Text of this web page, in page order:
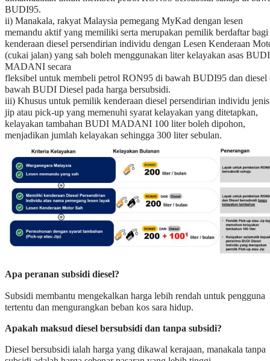
bawah BUDI Diesel pada harga bersubsidi.
iii) Khusus untuk pemilik kenderaan diesel persendirian individu jenis
jip atau pick-up yang memenuhi syarat kelayakan yang ditetapkan,
kelayakan tambahan BUDI MADANI 100 liter boleh dipohon,
menjadikan jumlah kelayakan sehingga 300 liter sebulan.
Apa peranan subsidi diesel?
Subsidi membantu mengekalkan harga lebih rendah untuk pengguna
tertentu dan mengurangkan beban kos sara hidup.
Apakah maksud diesel bersubsidi dan tanpa subsidi?
Diesel bersubsidi ialah harga yang dikawal kerajaan, manakala tanpa
subsidi adalah harga sebenar pasaran yang lebih tinggi.
Bagaimana kerajaan membantu rakyat?
Kerajaan menggunakan pendekatan bersasar seperti bantuan tunai,
kawalan harga dan kuota penggunaan untuk mengurangkan kesan
kenaikan diesel.